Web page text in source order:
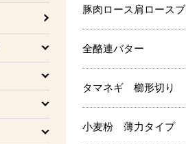
豚肉ロース肩ロース
全酪連バター
タマネギ 櫛形切り
小麦粉 薄力タイプ